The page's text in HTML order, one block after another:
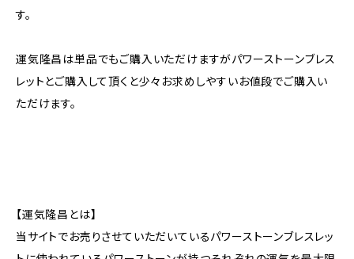
す。
運気隆昌は単品でもご購入いただけますがパワーストーンブレス
レットとご購入して頂くと少々お求めしやすいお値段でご購入い
ただけます。
【運気隆昌とは】
当サイトでお売りさせていただいているパワーストーンブレスレッ